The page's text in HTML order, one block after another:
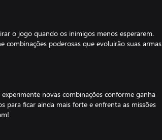
o jogo quando os inimigos menos esperarem.
combinações poderosas que evoluirão suas armas
novas combinações conforme ganha
para ficar ainda mais forte e enfrenta as missões